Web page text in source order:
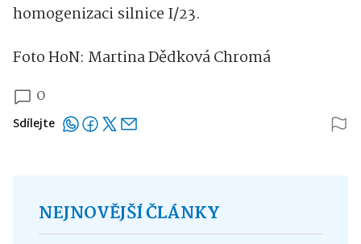
homogenizaci silnice I/23.
Foto HoN: Martina Dědková Chromá
0
Sdílejte
NEJNOVĚJŠÍ ČLÁNKY